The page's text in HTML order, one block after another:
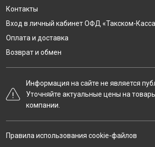
Контакты
Вход в личный кабинет ОФД «Такском-
Оплата и доставка
Возврат и обмен
Информация на сайте не является
Уточняйте актуальные цены на
компании.
Правила использования cookie-файлов